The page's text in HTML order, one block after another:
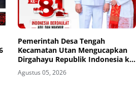
Pemerintah Desa Tengah
Kecamatan Utan Mengucapkan
Dirgahayu Republik Indonesia ke-
81
Agustus 05, 2026